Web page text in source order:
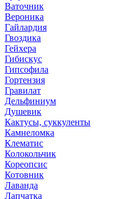
Ваточник
Вероника
Гайлардия
Гвоздика
Гейхера
Гибискус
Гипсофила
Гортензия
Гравилат
Дельфиниум
Душевик
Кактусы, суккуленты
Камнеломка
Клематис
Колокольчик
Кореопсис
Котовник
Лаванда
Лапчатка